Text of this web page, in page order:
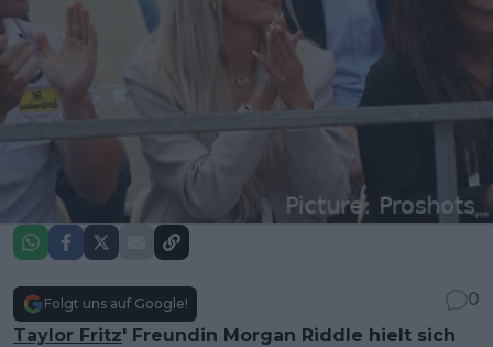
Folgt uns auf Google!
0
Taylor Fritz' Freundin Morgan Riddle hielt sich